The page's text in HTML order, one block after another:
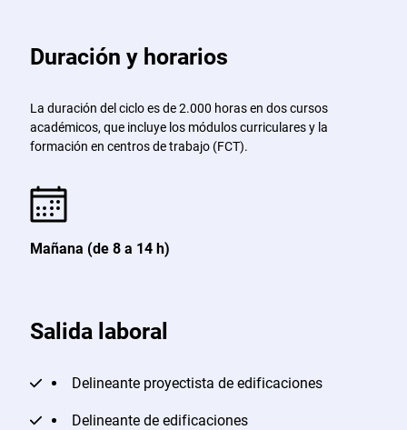
Duración y horarios
La duración del ciclo es de 2.000 horas en dos cursos
académicos, que incluye los módulos curriculares y la
formación en centros de trabajo (FCT).
Mañana (de 8 a 14 h)
Salida laboral
Delineante proyectista de edificaciones
Delineante de edificaciones